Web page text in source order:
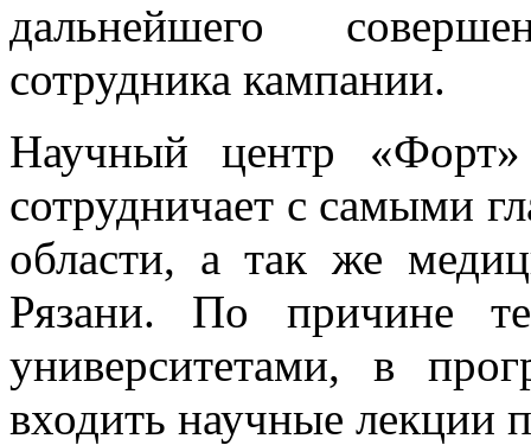
дальнейшего
сотрудника кампании.
Научный центр
сотрудничает с самыми
области, а так же
Рязани. По причине
университетами, в
входить научные лекции